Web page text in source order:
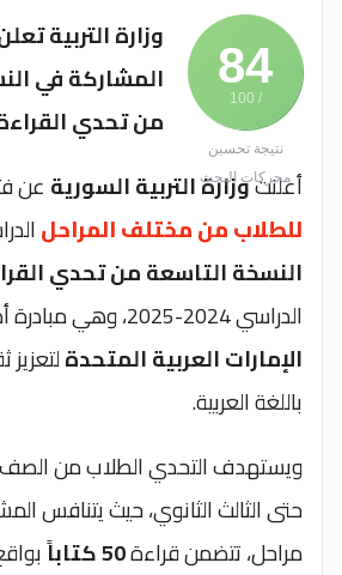
84
/ 100
نتيجة تحسين
محركات البحث
وزارة التربية
المشاركة في
من تحدي
أعلنتوزارة التربية السورية عن
للطلاب من مختلف المراحل
النسخة التاسعة من تحدي
الدراسي 2024-2025، وهي مبادرة أطلقتها
الإمارات العربية المتحدةلتعزيز
باللغة العربية.
ويستهدف التحدي الطلاب من الصف
حتى الثالث الثانوي، حيث يتنافس
مراحل، تتضمن قراءة50 كتاباً